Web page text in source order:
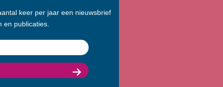
keer per jaar een nieuwsbrief
en publicaties.